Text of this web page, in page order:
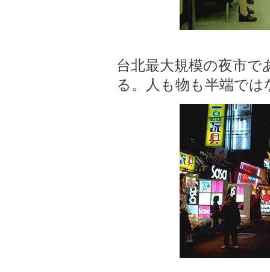
台北最大規模の夜市
る。人も物も半端では